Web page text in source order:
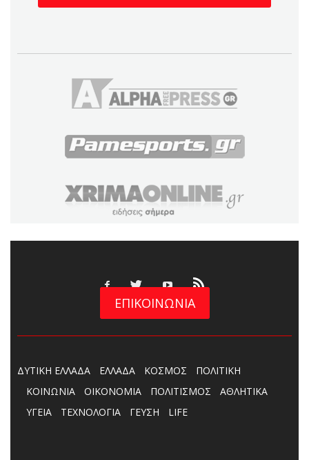
ΕΠΙΚΟΙΝΩΝΙΑ
ΔΥΤΙΚΗ ΕΛΛΑΔΑ ΕΛΛΑΔΑ ΚΟΣΜΟΣ
ΠΟΛΙΤΙΚΗ
ΚΟΙΝΩΝΙΑ
ΟΙΚΟΝΟΜΙΑ ΠΟΛΙΤΙΣΜΟΣ
ΑΘΛΗΤΙΚΑ
ΥΓΕΙΑ
ΤΕΧΝΟΛΟΓΙΑ ΓΕΥΣΗ LIFE